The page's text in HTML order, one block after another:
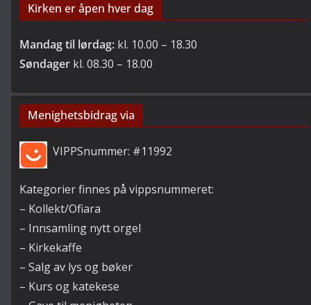
Kirken er åpen hver dag
Mandag til lørdag: kl. 10.00 – 18.30
Søndager kl. 08.30 – 18.00
Menighetsbidrag via
VIPPSnummer: #11992
Kategorier finnes på vippsnummeret:
– Kollekt/Ofiara
– Innsamling nytt orgel
– Kirkekaffe
– Salg av lys og bøker
– Kurs og katekese